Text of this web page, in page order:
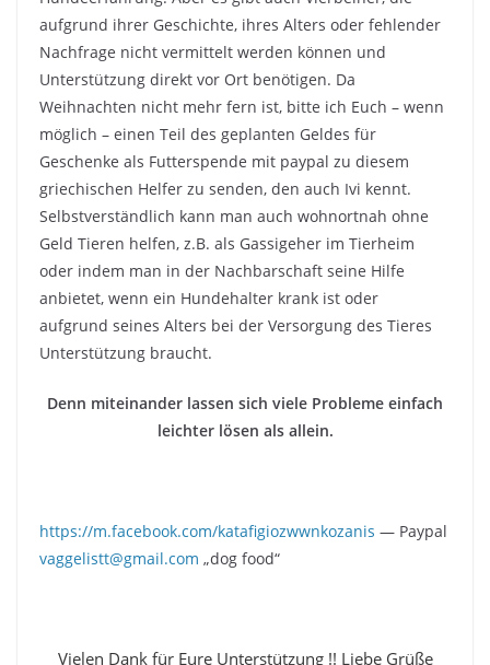
aufgrund ihrer Geschichte, ihres Alters oder fehlender
Nachfrage nicht vermittelt werden können und
Unterstützung direkt vor Ort benötigen. Da
Weihnachten nicht mehr fern ist, bitte ich Euch – wenn
möglich – einen Teil des geplanten Geldes für
Geschenke als Futterspende mit paypal zu diesem
griechischen Helfer zu senden, den auch Ivi kennt.
Selbstverständlich kann man auch wohnortnah ohne
Geld Tieren helfen, z.B. als Gassigeher im Tierheim
oder indem man in der Nachbarschaft seine Hilfe
anbietet, wenn ein Hundehalter krank ist oder
aufgrund seines Alters bei der Versorgung des Tieres
Unterstützung braucht.
Denn miteinander lassen sich viele Probleme einfach
leichter lösen als allein.
https://m.facebook.com/katafigiozwwnkozanis — Paypal
vaggelistt@gmail.com „dog food“
Vielen Dank für Eure Unterstützung !! Liebe Grüße